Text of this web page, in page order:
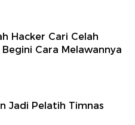
Hacker Cari Celah
Cara Melawannya
Jadi Pelatih Timnas